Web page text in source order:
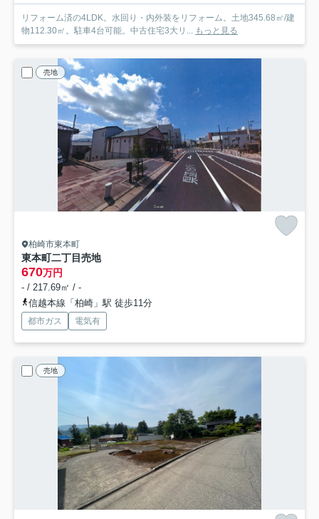
リフォーム済の4LDK。水回り・内外装をリフォーム。土地345.68㎡/建
物112.30㎡。駐車4台可能。中古住宅3大リ... もっと見る
売地
柏崎市東本町
東本町二丁目売地
670万円
- / 217.69㎡ / -
信越本線「柏崎」駅 徒歩11分
都市ガス 電気有
売地